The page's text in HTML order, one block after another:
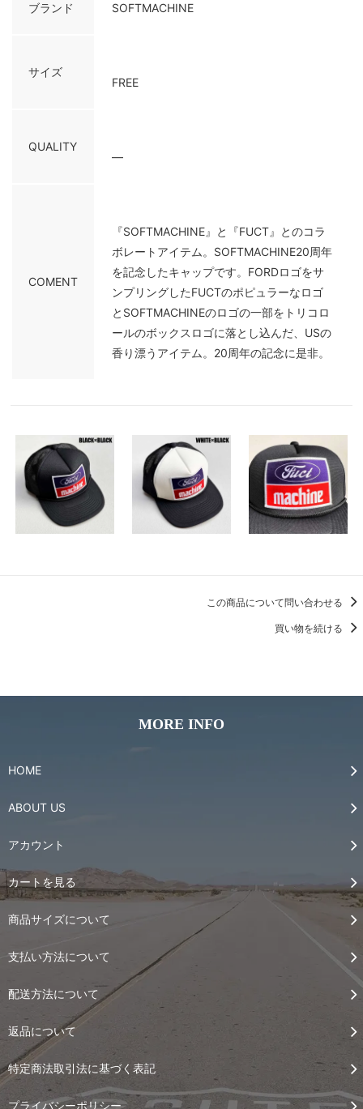
ブランド SOFTMACHINE
サイズ
FREE
QUALITY
―
COMENT
『SOFTMACHINE』と『FUCT』とのコラ
ボレートアイテム。SOFTMACHINE20周年
を記念したキャップです。FORDロゴをサ
ンプリングしたFUCTのポピュラーなロゴ
とSOFTMACHINEのロゴの一部をトリコロ
ールのボックスロゴに落とし込んだ、USの
香り漂うアイテム。20周年の記念に是非。
この商品について問い合わせる
買い物を続ける
MORE INFO
HOME
ABOUT US
アカウント
カートを見る
商品サイズについて
支払い方法について
配送方法について
返品について
特定商法取引法に基づく表記
プライバシーポリシー